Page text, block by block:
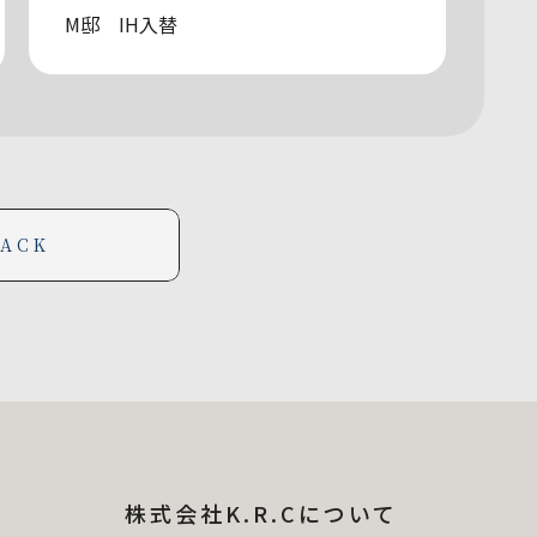
M邸 IH入替
株式会社K.R.C について